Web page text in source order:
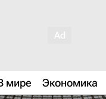
мире Экономика